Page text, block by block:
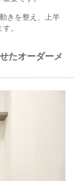
きを整え、上半
。
たオーダーメ